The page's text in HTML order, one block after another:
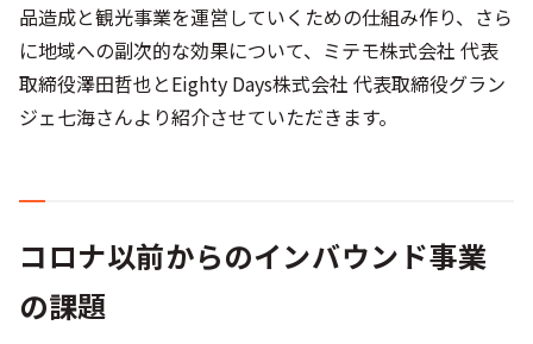
品造成と観光事業を運営していくための仕組み作り、さら
に地域への副次的な効果について、ミテモ株式会社 代表
取締役澤田哲也とEighty Days株式会社 代表取締役グラン
ジェ七海さんより紹介させていただきます。
コロナ以前からのインバウンド事業
の課題